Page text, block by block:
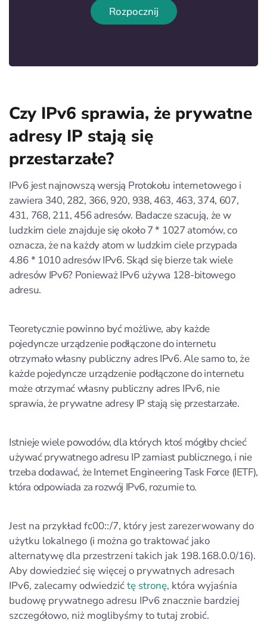
Rozpocznij
Czy IPv6 sprawia, że prywatne
adresy IP stają się
przestarzałe?
IPv6 jest najnowszą wersją Protokołu internetowego i
zawiera 340, 282, 366, 920, 938, 463, 463, 374, 607,
431, 768, 211, 456 adresów. Badacze szacują, że w
ludzkim ciele znajduje się około 7 * 1027 atomów, co
oznacza, że na każdy atom w ludzkim ciele przypada
4.86 * 1010 adresów IPv6. Skąd się bierze tak wiele
adresów IPv6? Ponieważ IPv6 używa 128-bitowego
adresu.
Teoretycznie powinno być możliwe, aby każde
pojedyncze urządzenie podłączone do internetu
otrzymało własny publiczny adres IPv6. Ale samo to, że
każde pojedyncze urządzenie podłączone do internetu
może otrzymać własny publiczny adres IPv6, nie
sprawia, że prywatne adresy IP stają się przestarzałe.
Istnieje wiele powodów, dla których ktoś mógłby chcieć
używać prywatnego adresu IP zamiast publicznego, i nie
trzeba dodawać, że Internet Engineering Task Force (IETF),
która odpowiada za rozwój IPv6, rozumie to.
Jest na przykład fc00::/7, który jest zarezerwowany do
użytku lokalnego (i można go traktować jako
alternatywę dla przestrzeni takich jak 198.168.0.0/16).
Aby dowiedzieć się więcej o prywatnych adresach
IPv6, zalecamy odwiedzićtę stronę, która wyjaśnia
budowę prywatnego adresu IPv6 znacznie bardziej
szczegółowo, niż moglibyśmy to tutaj zrobić.